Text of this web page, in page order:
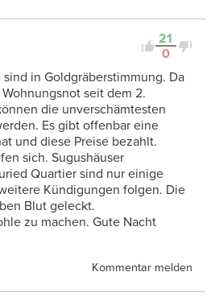
21
0
in Goldgräberstimmung. Da
seit dem 2.
die unverschämtesten
Es gibt offenbar eine
und diese Preise bezahlt.
sich. Sugushäuser
Quartier sind nur einige
Kündigungen folgen. Die
Blut geleckt.
zu machen. Gute Nacht
Kommentar melden